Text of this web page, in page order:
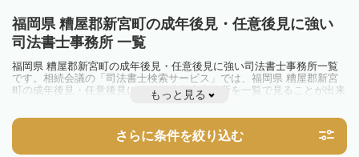
福岡県 糟屋郡新宮町の成年後見・任意後見に強い
司法書士事務所 一覧
福岡県 糟屋郡新宮町の成年後見・任意後見に強い司法書士事務所一覧
です。相続会議の「司法書士検索サービス」では、福岡県 糟屋郡新宮
町の成年後見・任意後見に強い司法書士事務所を一覧で見ることが出来
ます。相続のトラブルやお悩みを抱えている方は一度近隣の司法書士に
もっと見る
さらに条件を絞り込む